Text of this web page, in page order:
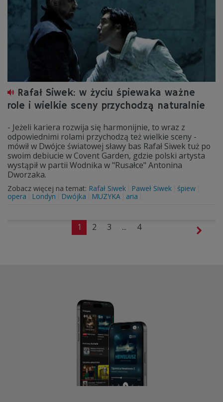
Rafał Siwek: w życiu śpiewaka ważne
role i wielkie sceny przychodzą naturalnie
- Jeżeli kariera rozwija się harmonijnie, to wraz z
odpowiednimi rolami przychodzą też wielkie sceny -
mówił w Dwójce światowej sławy bas Rafał Siwek tuż po
swoim debiucie w Covent Garden, gdzie polski artysta
wystąpił w partii Wodnika w "Rusałce" Antonina
Dworzaka.
Zobacz więcej na temat: Rafał Siwek Paweł Siwek śpiew
opera
Londyn Dwójka MUZYKA aria
1 2 3 ... 4